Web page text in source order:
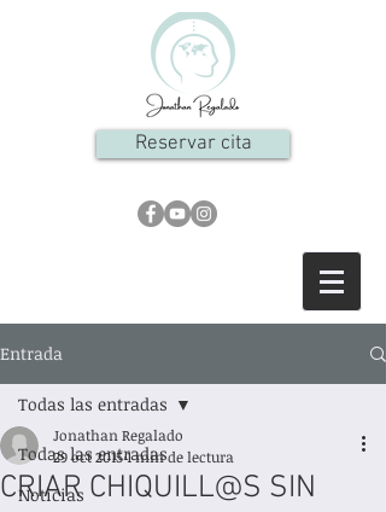
Reservar cita
Entrada
Todas las entradas
Noticias
Todas las entradas
CRIAR CHIQUILL@S SIN
Jonathan Regalado
29 oct 20151 min de lectura